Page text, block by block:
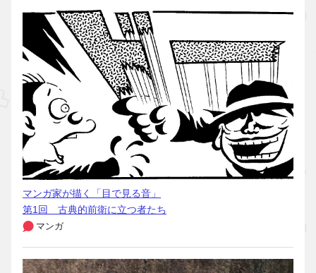
マンガ家が描く「目で見る音」
第1回 古典的前衛に立つ者たち
マンガ